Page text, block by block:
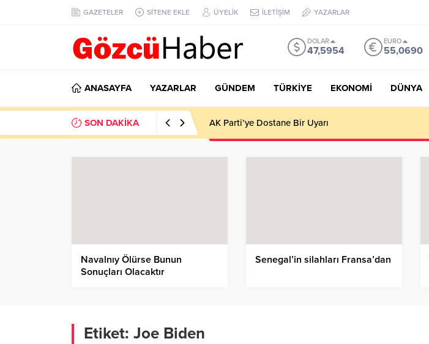
GAZETELER SİTENE EKLE ÜYELİK İLETİŞİM YAZARLAR
DOLAR
47,5954
EURO
55,0690
ANASAYFA YAZARLAR GÜNDEM TÜRKİYE EKONOMİ DÜNYA
SON DAKİKA AK Parti’ye Dostane Bir Uyarı
Navalnıy Ölürse Bunun
Sonuçları Olacaktır
Senegal’in silahları Fransa’dan
Etiket: Joe Biden